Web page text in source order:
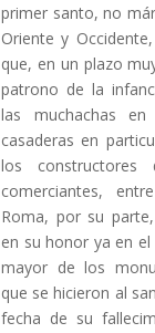
primer santo, no
Oriente y
que, en un plazo
patrono de la
las muchachas
casaderas en
los
comerciantes,
Roma, por su
en su honor ya en
mayor de los
que se hicieron al
fecha de su